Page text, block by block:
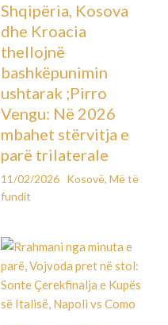
Shqipëria, Kosova
dhe Kroacia
thellojnë
bashkëpunimin
ushtarak ;Pirro
Vengu: Në 2026
mbahet stërvitja e
parë trilaterale
11/02/2026 Kosovë, Më të
fundit